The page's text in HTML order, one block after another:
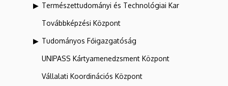
Természettudományi és Technológiai Kar
Továbbképzési Központ
Tudományos Főigazgatóság
UNIPASS Kártyamenedzsment Központ
Vállalati Koordinációs Központ